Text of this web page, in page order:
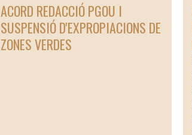
ACORD REDACCIÓ PGOU I
SUSPENSIÓ D'EXPROPIACIONS DE
ZONES VERDES